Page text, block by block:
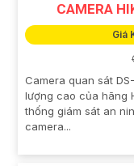
CAMERA
Giá
Camera quan sát
lượng cao của hãng
thống giám sát an
camera...